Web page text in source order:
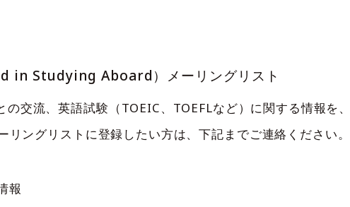
Studying Aboard）メーリングリスト
交流、英語試験（TOEIC、TOEFLなど）に関する情報を
ングリストに登録したい方は、下記までご連絡ください
報